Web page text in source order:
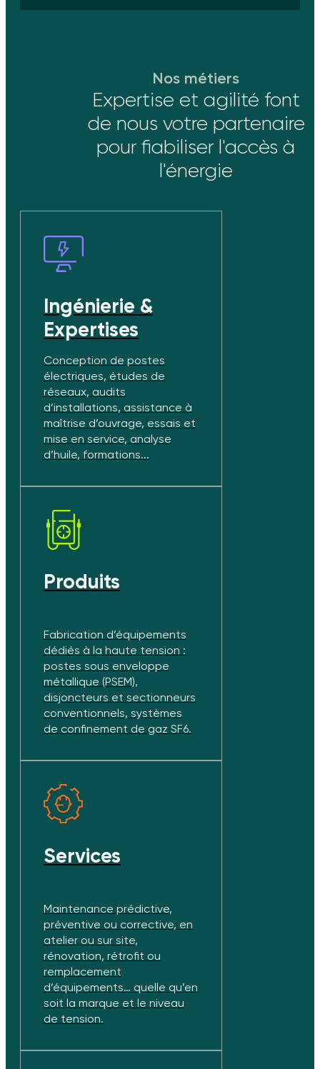
Nos métiers
Expertise et agilité font
de nous votre partenaire
pour fiabiliser l'accès à
l'énergie
Ingénierie &
Expertises
Conception de postes
électriques, études de
réseaux, audits
d’installations, assistance à
maîtrise d’ouvrage, essais et
mise en service, analyse
d’huile, formations...
Produits
Fabrication d’équipements
dédiés à la haute tension :
postes sous enveloppe
métallique (PSEM),
disjoncteurs et sectionneurs
conventionnels, systèmes
de confinement de gaz SF6.
Services
Maintenance prédictive,
préventive ou corrective, en
atelier ou sur site,
rénovation, rétrofit ou
remplacement
d’équipements… quelle qu’en
soit la marque et le niveau
de tension.